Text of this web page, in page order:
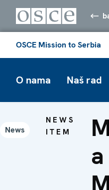
OSCE Mission to Serbia
O nama Naš rad
News
NEWS
ITEM